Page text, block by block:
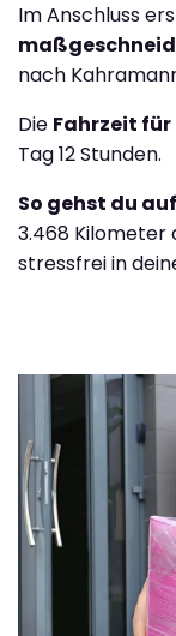
Im Anschluss
nach
Die Fahrzeit für
Tag 12 Stunden.
So gehst du
3.468 Kilometer
stressfrei in